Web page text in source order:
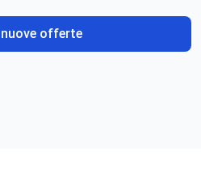
offerte